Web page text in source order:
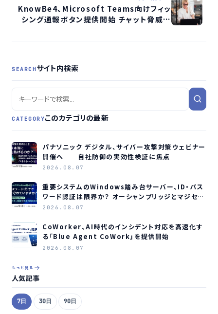
KnowBe4、Microsoft Teams向けフィッ
シング通報ボタン提供開始 チャット脅威対
SEARCHサイト内検索
CATEGORYこのカテゴリの最新
パナソニック デジタル、サイバー攻撃対策ウェビナー
開催へ──自社防御の実効性検証に焦点
2026.08.07
重要システムのWindows踏み台サーバー、ID・パス
ワード認証は限界か？ オーシャンブリッジとマジセミ
がウェビナー開催へ
2026.08.07
CoWorker、AI時代のインシデント対応を高速化す
る「Blue Agent CoWork」を提供開始
2026.08.07
もっと見る
人気記事
7日 30日 90日